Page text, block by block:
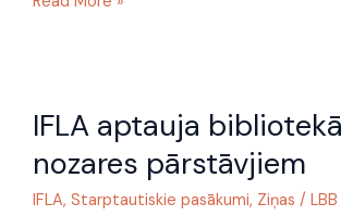
IFLA aptauja
nozares pārstāvjiem
IFLA, Starptautiskie pasākumi, Ziņas / LBB
aptauja
bibliotekāriem
un
nozares